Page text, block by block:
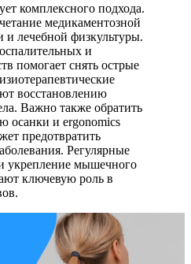
комплексного подхода.
медикаментозной
и лечебной физкультуры.
и
помогает снять острые
восстановлению
Важно также обратить
осанки и ergonomics
предотвратить
Регулярные
укрепление мышечного
ключевую роль в